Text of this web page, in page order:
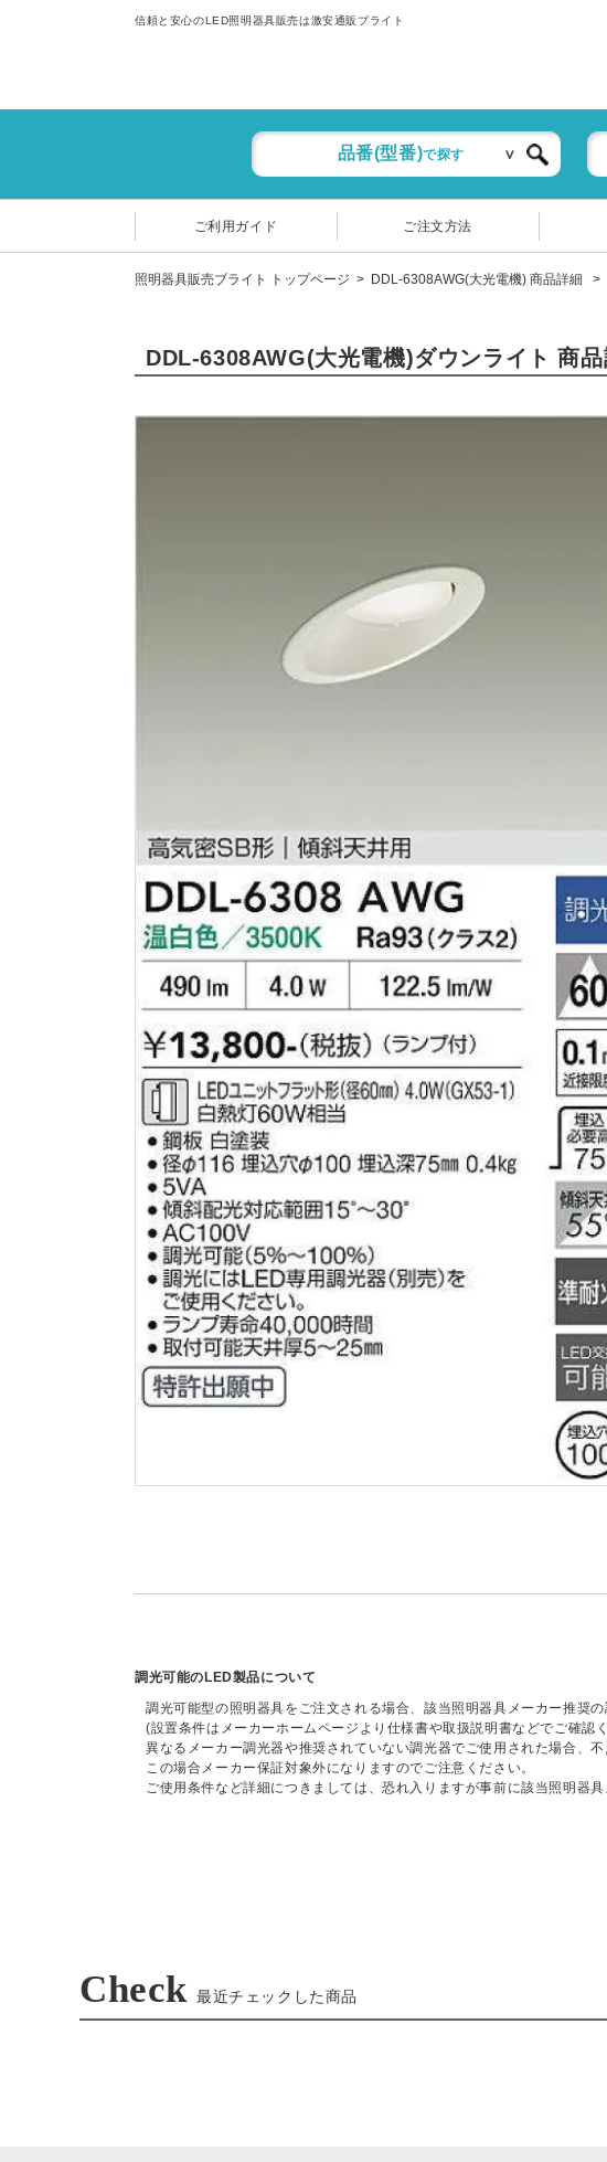
信頼と安心のLED照明器具販売は激安通販ブライト
品番(型番)で探す
ご利用ガイド ご注文方法
照明器具販売ブライト トップページ DDL-6308AWG(大光電機) 商品詳細
DDL-6308AWG(大光電機)ダウンライト 商品
調光可能のLED製品について
調光可能型の照明器具をご注文される場合、該当照明器具メーカー推奨の
(設置条件はメーカーホームページより仕様書や取扱説明書などでご確認
異なるメーカー調光器や推奨されていない調光器でご使用された場合、
この場合メーカー保証対象外になりますのでご注意ください。
ご使用条件など詳細につきましては、恐れ入りますが事前に該当照明器
Check 最近チェックした商品